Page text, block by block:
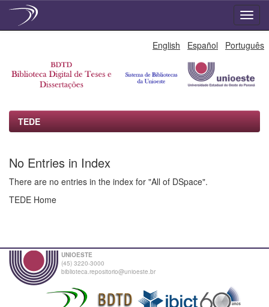
English Español Português
TEDE
No Entries in Index
There are no entries in the index for "All of DSpace".
TEDE Home
UNIOESTE
(45) 3220-3000
biblioteca.repositorio@unioeste.br